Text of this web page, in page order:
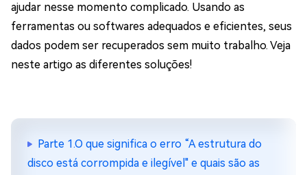
ajudar nesse momento complicado. Usando as
ferramentas ou softwares adequados e eficientes, seus
dados podem ser recuperados sem muito trabalho. Veja
neste artigo as diferentes soluções!
Parte 1.O que significa o erro “A estrutura do
disco está corrompida e ilegível" e quais são as